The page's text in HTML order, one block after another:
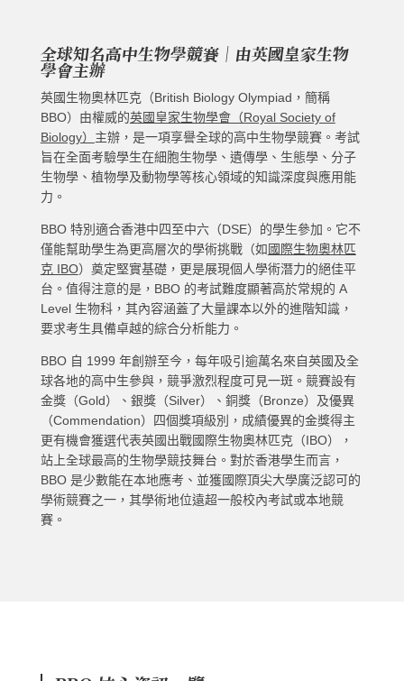
全球知名高中生物學競賽｜由英國皇家生物
學會主辦
英國生物奧林匹克（British Biology Olympiad，簡稱
BBO）由權威的英國皇家生物學會（Royal Society of
Biology） 主辦，是一項享譽全球的高中生物學競賽。考試
旨在全面考驗學生在細胞生物學、遺傳學、生態學、分子
生物學、植物學及動物學等核心領域的知識深度與應用能
力。
BBO 特別適合香港中四至中六（DSE）的學生參加。它不
僅能幫助學生為更高層次的學術挑戰（如國際生物奧林匹
克 IBO）奠定堅實基礎，更是展現個人學術潛力的絕佳平
台。值得注意的是，BBO 的考試難度顯著高於常規的 A
Level 生物科，其內容涵蓋了大量課本以外的進階知識，
要求考生具備卓越的綜合分析能力。
BBO 自 1999 年創辦至今，每年吸引逾萬名來自英國及全
球各地的高中生參與，競爭激烈程度可見一斑。競賽設有
金獎（Gold）、銀獎（Silver）、銅獎（Bronze）及優異
（Commendation）四個獎項級別，成績優異的金獎得主
更有機會獲選代表英國出戰國際生物奧林匹克（IBO），
站上全球最高的生物學競技舞台。對於香港學生而言，
BBO 是少數能在本地應考、並獲國際頂尖大學廣泛認可的
學術競賽之一，其學術地位遠超一般校內考試或本地競
賽。